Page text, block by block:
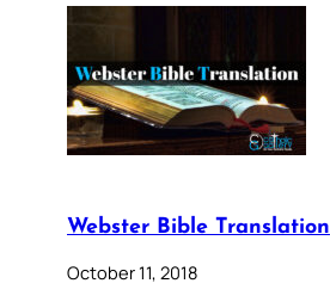
Webster Bible Translation
October 11, 2018